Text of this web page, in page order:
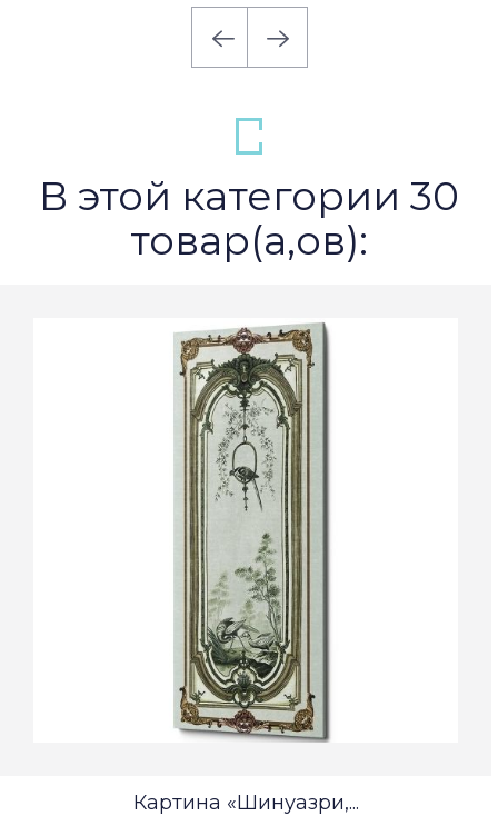
В этой категории 30
товар(а,ов):
Картина «Шинуазри,...